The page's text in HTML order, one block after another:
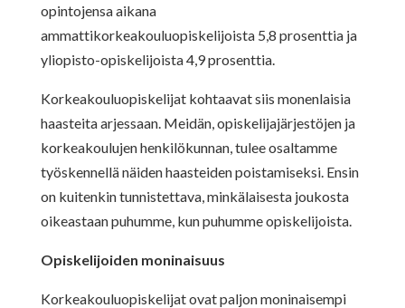
opintojensa aikana
ammattikorkeakouluopiskelijoista 5,8 prosenttia ja
yliopisto-opiskelijoista 4,9 prosenttia.
Korkeakouluopiskelijat kohtaavat siis monenlaisia
haasteita arjessaan. Meidän, opiskelijajärjestöjen ja
korkeakoulujen henkilökunnan, tulee osaltamme
työskennellä näiden haasteiden poistamiseksi. Ensin
on kuitenkin tunnistettava, minkälaisesta joukosta
oikeastaan puhumme, kun puhumme opiskelijoista.
Opiskelijoiden moninaisuus
Korkeakouluopiskelijat ovat paljon moninaisempi